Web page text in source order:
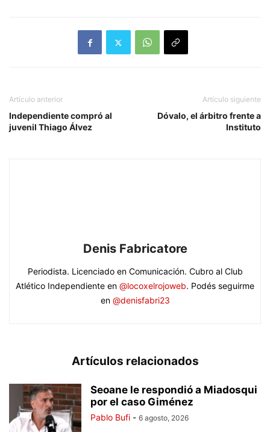
Artículo anterior
Independiente compró al
juvenil Thiago Álvez
Artículo siguiente
Dóvalo, el árbitro frente a
Instituto
Denis Fabricatore
Periodista. Licenciado en Comunicación. Cubro al Club
Atlético Independiente en @locoxelrojoweb. Podés seguirme
en @denisfabri23
Artículos relacionados
Seoane le respondió a Miadosqui
por el caso Giménez
Pablo Bufi - 6 agosto, 2026